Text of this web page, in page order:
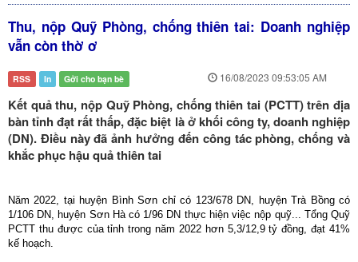
Sơ đồ tổ chức
Chức năng, nhiệm vụ
DỰ BÁO - CẢNH BÁO
Thời tiết - Thủy văn
Cảnh báo thiên tai
Trạm đo mưa tự động
Mực nước ngầm tràn
Mực nước sông
Thu, nộp Quỹ Phòng, chống thiên tai: Doanh nghiệp
vẫn còn thờ ơ
RSS In Gởi cho bạn bè 16/08/2023 09:53:05 AM
Kết quả thu, nộp Quỹ Phòng, chống thiên tai (PCTT) trên địa
bàn tỉnh đạt rất thấp, đặc biệt là ở khối công ty, doanh nghiệp
(DN). Điều này đã ảnh hưởng đến công tác phòng, chống và
khắc phục hậu quả thiên tai
Năm 2022, tại huyện Bình Sơn chỉ có 123/678 DN, huyện Trà Bồng có
1/106 DN, huyện Sơn Hà có 1/96 DN thực hiện việc nộp quỹ... Tổng Quỹ
PCTT thu được của tỉnh trong năm 2022 hơn 5,3/12,9 tỷ đồng, đạt 41%
kế hoạch.